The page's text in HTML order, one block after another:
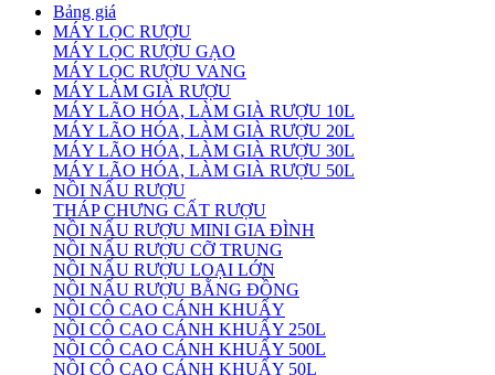
Bảng giá
MÁY LỌC RƯỢU
MÁY LỌC RƯỢU GẠO
MÁY LỌC RƯỢU VANG
MÁY LÀM GIÀ RƯỢU
MÁY LÃO HÓA, LÀM GIÀ RƯỢU 10L
MÁY LÃO HÓA, LÀM GIÀ RƯỢU 20L
MÁY LÃO HÓA, LÀM GIÀ RƯỢU 30L
MÁY LÃO HÓA, LÀM GIÀ RƯỢU 50L
NỒI NẤU RƯỢU
THÁP CHƯNG CẤT RƯỢU
NỒI NẤU RƯỢU MINI GIA ĐÌNH
NỒI NẤU RƯỢU CỠ TRUNG
NỒI NẤU RƯỢU LOẠI LỚN
NỒI NẤU RƯỢU BẰNG ĐỒNG
NỒI CÔ CAO CÁNH KHUẤY
NỒI CÔ CAO CÁNH KHUẤY 250L
NỒI CÔ CAO CÁNH KHUẤY 500L
NỒI CÔ CAO CÁNH KHUẤY 50L